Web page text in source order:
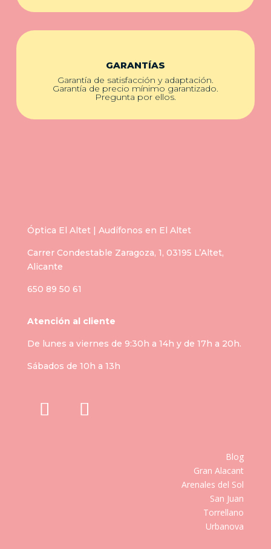
GARANTÍAS
Garantía de satisfacción y adaptación.
Garantía de precio mínimo garantizado.
Pregunta por ellos.
Óptica El Altet | Audífonos en El Altet
Carrer Condestable Zaragoza, 1, 03195 L’Altet,
Alicante
650 89 50 61
Atención al cliente
De lunes a viernes de 9:30h a 14h y de 17h a 20h.
Sábados de 10h a 13h
Blog
Gran Alacant
Arenales del Sol
San Juan
Torrellano
Urbanova